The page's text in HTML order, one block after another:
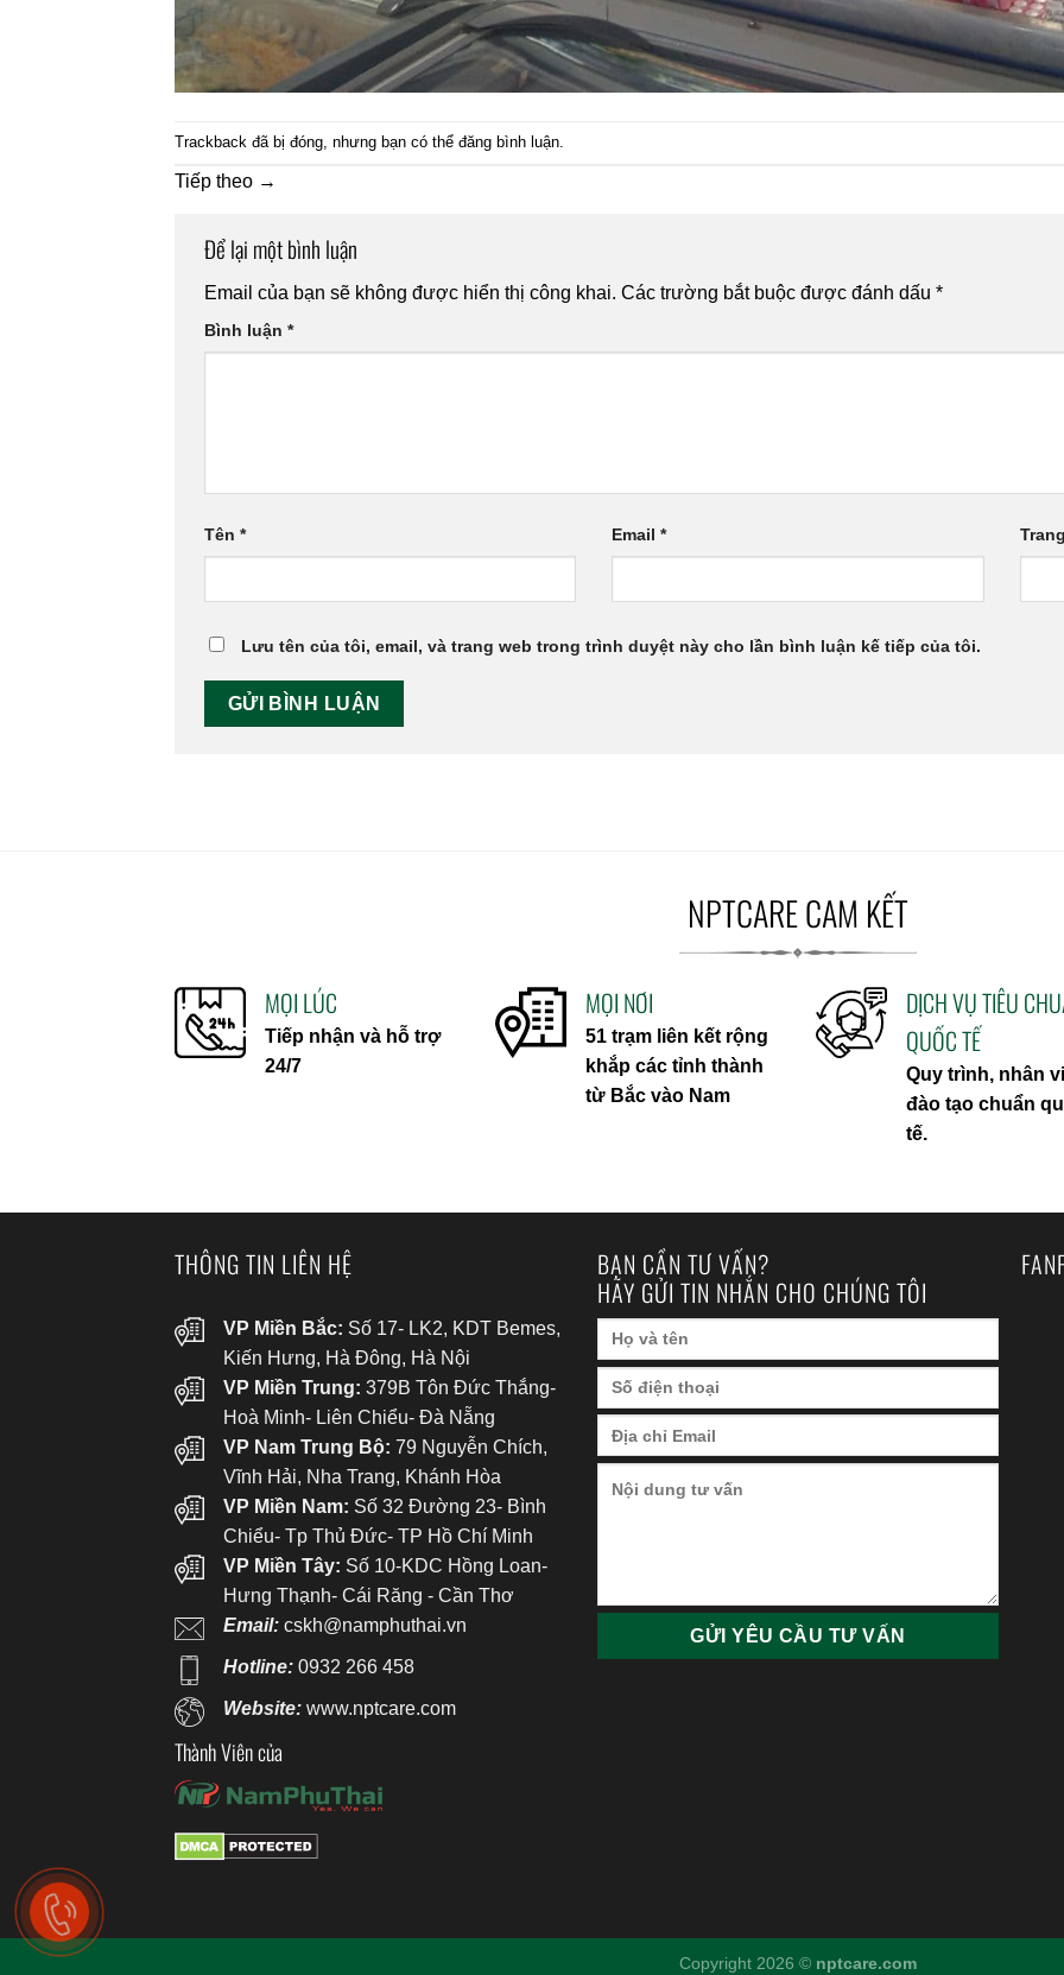
Trackback đã bị đóng, nhưng bạn có thể đăng bình luận
Tiếp theo →
Để lại một bình luận
Email của bạn sẽ không được hiển thị công khai. Các trường bắt buộc được đánh dấu *
Bình luận *
Tên * Email*
Lưu tên của tôi, email, và trang web trong trình duyệt này cho lần bình luận kế tiếp của tôi.
NPTCARE CAM KẾT
MỌI LÚC
Tiếp nhận và hỗ trợ
24/7
MỌI NƠI
51 trạm liên kết rộng
khắp các tỉnh thành
từ Bắc vào Nam
DỊCH VỤ TIÊU
QUỐC TẾ
Quy trình, nhân
đào tạo chuẩn
tế.
THÔNG TIN LIÊN HỆ
VP Miền Bắc: Số 17- LK2, KDT Bemes,
Kiến Hưng, Hà Đông, Hà Nội
VP Miền Trung: 379B Tôn Đức Thắng-
Hoà Minh- Liên Chiểu- Đà Nẵng
VP Nam Trung Bộ: 79 Nguyễn Chích,
Vĩnh Hải, Nha Trang, Khánh Hòa
VP Miền Nam: Số 32 Đường 23- Bình
Chiểu- Tp Thủ Đức- TP Hồ Chí Minh
VP Miền Tây: Số 10-KDC Hồng Loan-
Hưng Thạnh- Cái Răng - Cần Thơ
Email: cskh@namphuthai.vn
Hotline: 0932 266 458
Website:www.nptcare.com
Thành Viên của
BẠN CẦN TƯ VẤN?
HÃY GỬI TIN NHẮN CHO CHÚNG TÔI
Copyright 2026 © nptcare.com